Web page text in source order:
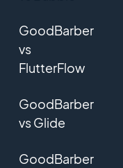
GoodBarber
vs
FlutterFlow
GoodBarber
vs Glide
GoodBarber